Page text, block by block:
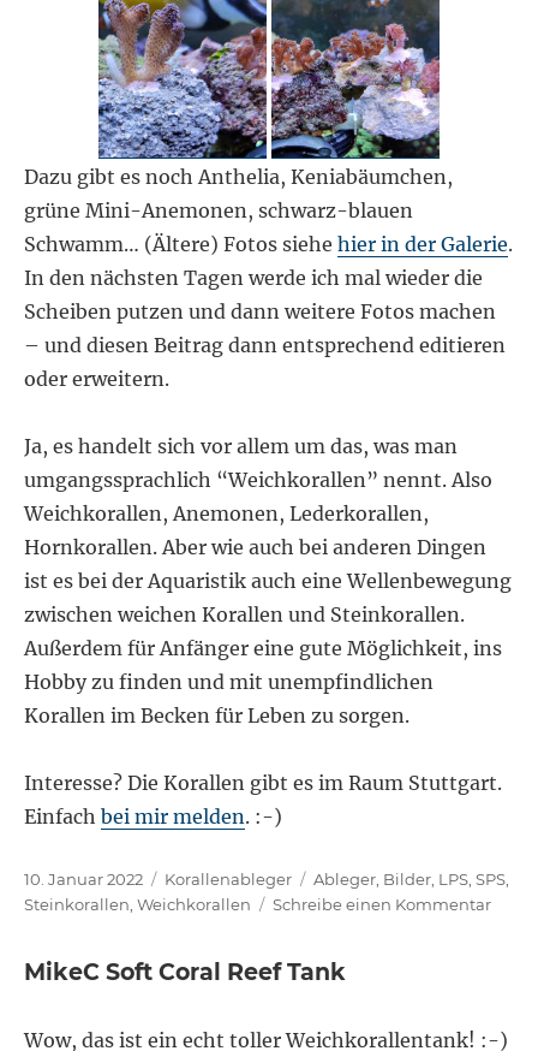
Dazu gibt es noch Anthelia, Keniabäumchen,
grüne Mini-Anemonen, schwarz-blauen
Schwamm… (Ältere) Fotos siehehier in der Galerie.
In den nächsten Tagen werde ich mal wieder die
Scheiben putzen und dann weitere Fotos machen
– und diesen Beitrag dann entsprechend editieren
oder erweitern.
Ja, es handelt sich vor allem um das, was man
umgangssprachlich “Weichkorallen” nennt. Also
Weichkorallen, Anemonen, Lederkorallen,
Hornkorallen. Aber wie auch bei anderen Dingen
ist es bei der Aquaristik auch eine Wellenbewegung
zwischen weichen Korallen und Steinkorallen.
Außerdem für Anfänger eine gute Möglichkeit, ins
Hobby zu finden und mit unempfindlichen
Korallen im Becken für Leben zu sorgen.
Interesse? Die Korallen gibt es im Raum Stuttgart.
Einfachbei mir melden. :-)
Veröffentlicht
am
10. Januar 2022 Kategorien
Korallenableger Schlagwörter
Ableger Bilder LPS ,SPS
Steinkorallen ,Weichkorallen Schreibe einen Kommentarzu
MikeC Soft Coral Reef Tank
Wow, das ist ein echt toller Weichkorallentank! :-)